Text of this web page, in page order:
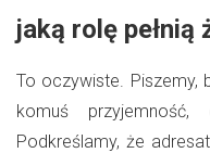
jaką rolę pełnią
To oczywiste. Piszemy,
komuś
Podkreślamy, że